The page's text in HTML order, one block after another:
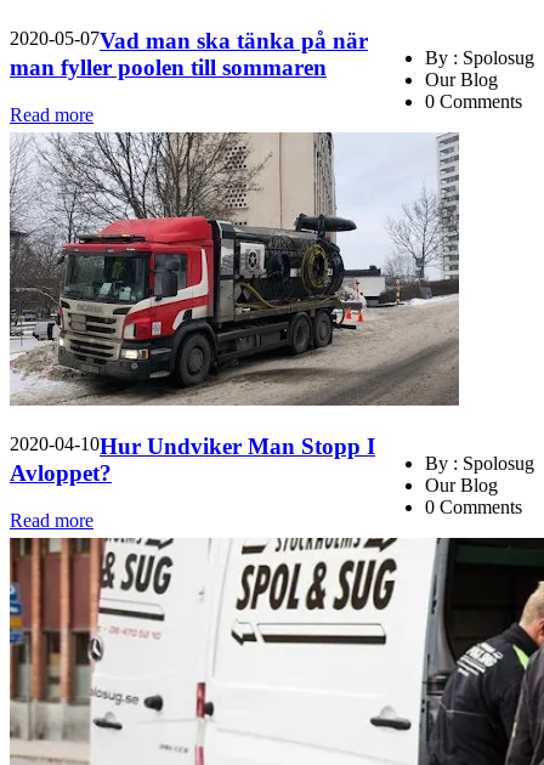
2020-05-07
By : Spolosug
Our Blog
0 Comments
Vad man ska tänka på när
man fyller poolen till sommaren
Read more
2020-04-10
By : Spolosug
Our Blog
0 Comments
Hur Undviker Man Stopp I
Avloppet?
Read more